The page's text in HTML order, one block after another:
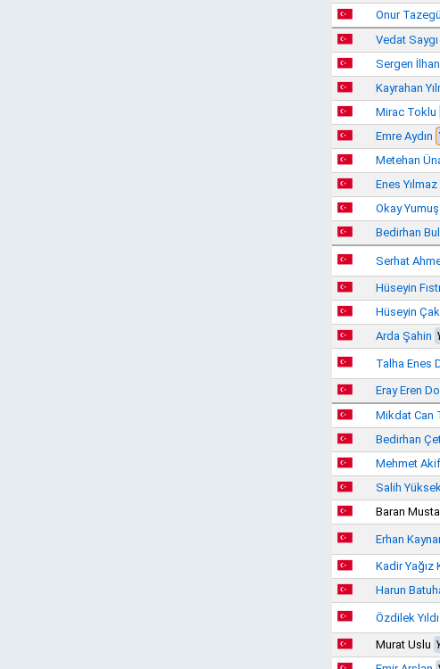
Onur Tazegül
Vedat Saygı
Sergen İlhan
Kayrahan
Mirac Toklu
Emre Aydın
Metehan
Enes Yılmaz
Okay
Bedirhan
Serhat
Hüseyin
Hüseyin
Arda Şahin
Talha Enes
Eray Eren
Mikdat Can
Bedirhan
Mehmet
Salih
Baran
Erhan
Kadir Yağız
Harun
Özdilek
Murat Uslu